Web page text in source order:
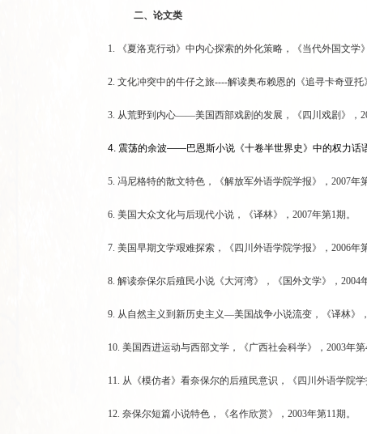
二、论文类
1. 《夏洛克行动》中内心探索的外化策略，《当代外国文学
2. 文化冲突中的牛仔之旅----解读奥布赖恩的《追寻卡奇亚托
3. 从荒野到内心——美国西部戏剧的发展，《四川戏剧》，
4. 震荡的余波——巴恩斯小说《十卷半世界史》中的权力话
5. 冯尼格特的散文特色，《解放军外语学院学报》，2007年第
6. 美国大众文化与后现代小说，《译林》，2007年第1期。
7. 美国早期文学艰难探索，《四川外语学院学报》，2006年第
8. 解读奈保尔后殖民小说《大河湾》，《国外文学》，2004
9. 从自然主义到新历史主义—美国战争小说流变，《译林》
10. 美国西进运动与西部文学，《广西社会科学》，2003年第
11. 从《模仿者》看奈保尔的后殖民意识，《四川外语学院
12. 奈保尔短篇小说特色，《名作欣赏》，2003年第11期。